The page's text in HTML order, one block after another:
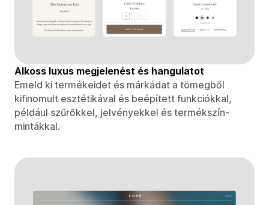
Alkoss luxus megjelenést és hangulatot
Emeld ki termékeidet és márkádat a tömegből
kifinomult esztétikával és beépített funkciókkal,
például szűrőkkel, jelvényekkel és termékszín-
mintákkal.